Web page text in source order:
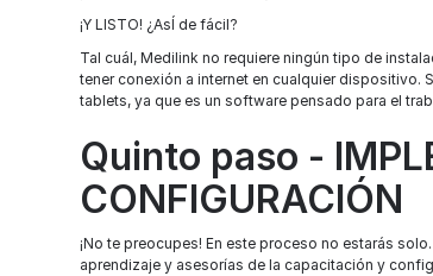
¡Y LISTO! ¿AsÍ de fácil?
Tal cuál, Medilink no requiere ningún tipo de
tener conexión a internet en cualquier dispositivo.
tablets, ya que es un software pensado para el
Quinto paso -
CONFIGURACIÓN
¡No te preocupes! En este proceso no estarás
aprendizaje y asesorías de la capacitación y